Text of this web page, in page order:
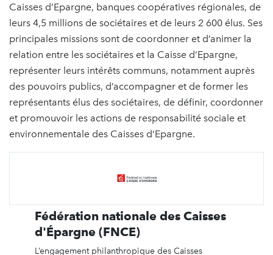
Caisses d’Epargne, banques coopératives régionales, de
leurs 4,5 millions de sociétaires et de leurs 2 600 élus. Ses
principales missions sont de coordonner et d’animer la
relation entre les sociétaires et la Caisse d’Epargne,
représenter leurs intérêts communs, notamment auprès
des pouvoirs publics, d’accompagner et de former les
représentants élus des sociétaires, de définir, coordonner
et promouvoir les actions de responsabilité sociale et
environnementale des Caisses d’Epargne.
Fédération nationale des Caisses
d'Épargne (FNCE)
L’engagement philanthropique des Caisses